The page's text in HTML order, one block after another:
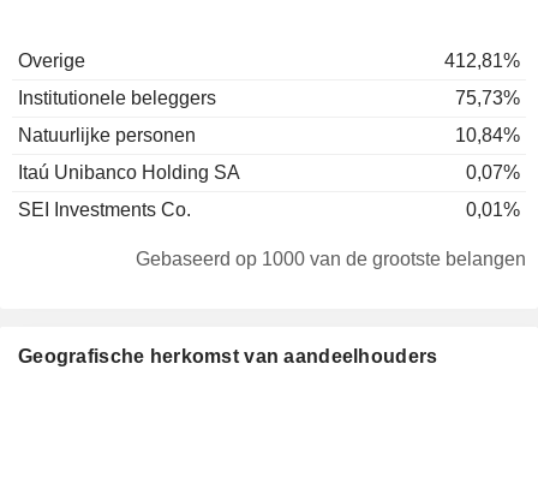
Overige
412,81%
Institutionele beleggers
75,73%
Natuurlijke personen
10,84%
Itaú Unibanco Holding SA
0,07%
SEI Investments Co.
0,01%
Gebaseerd op 1000 van de grootste belangen
Geografische herkomst van aandeelhouders